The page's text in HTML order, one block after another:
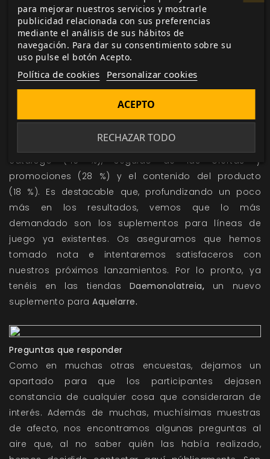
Con respecto a lo que más gusta de
Nosolorol
Ediciones,un 59 % afirma que es el regalo del formato
electrónico al comprar el formato físico, seguido de
las ofertas y promociones (39 %), del descuento en el
ejemplar físico al tener el electrónico (37 %), de la
calidad de las ilustraciones (35 %) y de la variedad
parte de los encuestados quieren más variedad en el
catálogo (46 %), seguido de las ofertas y
promociones (28 %) y el contenido del producto
(18 %). Es destacable que, profundizando un poco
más en los resultados, vemos que lo más
demandado son los suplementos para líneas de
juego ya existentes. Os aseguramos que hemos
tomado nota e intentaremos satisfaceros con
nuestros próximos lanzamientos. Por lo pronto, ya
tenéis en las tiendas Daemonolatreia, un nuevo
suplemento para Aquelarre.
Preguntas que responder
Como en muchas otras encuestas, dejamos un
apartado para que los participantes dejasen
constancia de cualquier cosa que consideraran de
interés. Además de muchas, muchísimas muestras
de afecto, nos encontramos algunas preguntas al
aire que, al no saber quién las había realizado,
para mejorar nuestros servicios y mostrarle
publicidad relacionada con sus preferencias
mediante el análisis de sus hábitos de
navegación. Para dar su consentimiento sobre su
uso pulse el botón Acepto.
Política de cookies Personalizar cookies
RECHAZAR TODO
ACEPTO